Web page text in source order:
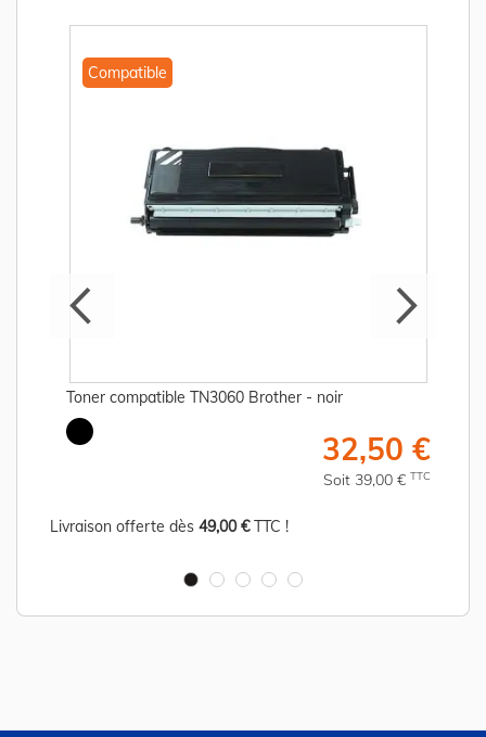
Compatible
Toner compatible TN3060 Brother - noir
32,50 €
Soit 39,00 € TTC
Livraison offerte dès 49,00 €TTC !